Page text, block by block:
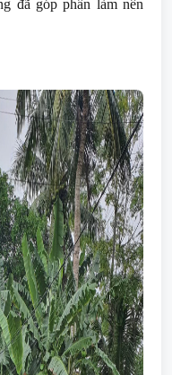
đã góp phần làm nên